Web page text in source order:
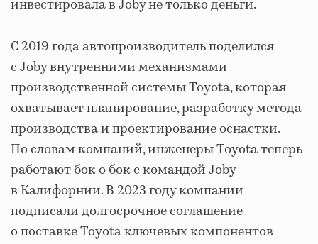
инвестировала в Joby не только деньги.
С 2019 года автопроизводитель поделился
с Joby внутренними механизмами
производственной системы Toyota, которая
охватывает планирование, разработку метода
производства и проектирование оснастки.
По словам компаний, инженеры Toyota теперь
работают бок о бок с командой Joby
в Калифорнии. В 2023 году компании
подписали долгосрочное соглашение
о поставке Toyota ключевых компонентов